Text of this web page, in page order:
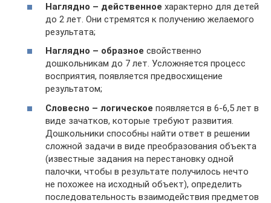
Наглядно – действенное характерно для детей
до 2 лет. Они стремятся к получению желаемого
результата;
Наглядно – образное свойственно
дошкольникам до 7 лет. Усложняется процесс
восприятия, появляется предвосхищение
результатом;
Словесно – логическое появляется в 6-6,5 лет в
виде зачатков, которые требуют развития.
Дошкольники способны найти ответ в решении
сложной задачи в виде преобразования объекта
(известные задания на перестановку одной
палочки, чтобы в результате получилось нечто
не похожее на исходный объект), определить
последовательность взаимодействия предметов